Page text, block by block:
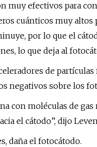
muy efectivos para
cuánticos muy altos
por lo que el
lo que deja al
de
negativos sobre los
con moléculas de
el cátodo”, dijo
daña el fotocátodo.